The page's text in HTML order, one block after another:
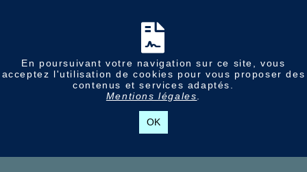
En poursuivant votre navigation sur ce site, vous
acceptez l'utilisation de cookies pour vous proposer des
contenus et services adaptés.
Mentions légales
OK